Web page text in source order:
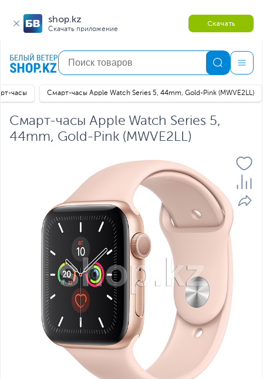
shop.kz
Скачать приложение
Скачать
часы Смарт-часы Apple Watch Series 5, 44mm, Gold-Pink (MWVE2LL)
Смарт-часы Apple Watch Series 5,
44mm, Gold-Pink (MWVE2LL)